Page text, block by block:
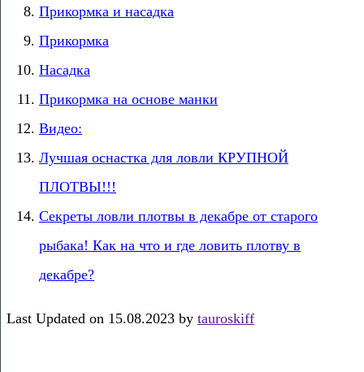
Прикормка и насадка
Прикормка
Насадка
Прикормка на основе манки
Видео:
Лучшая оснастка для ловли КРУПНОЙ
ПЛОТВЫ!!!
Секреты ловли плотвы в декабре от старого
рыбака! Как на что и где ловить плотву в
декабре?
Last Updated on 15.08.2023 by tauroskiff